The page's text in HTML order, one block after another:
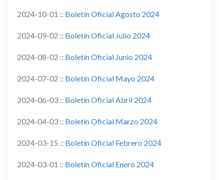
2024-10-01 :: Boletín Oficial Agosto 2024
2024-09-02 :: Boletín Oficial Julio 2024
2024-08-02 :: Boletín Oficial Junio 2024
2024-07-02 :: Boletín Oficial Mayo 2024
2024-06-03 :: Boletín Oficial Abril 2024
2024-04-03 :: Boletín Oficial Marzo 2024
2024-03-15 :: Boletín Oficial Febrero 2024
2024-03-01 :: Boletín Oficial Enero 2024